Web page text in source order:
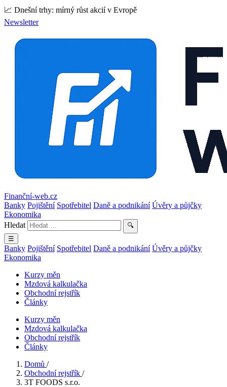
📈 Dnešní trhy: mírný růst akcií v Evropě
Newsletter
Finanční-web.cz
Banky Pojištění Spotřebitel Daně a podnikání Úvěry a půjčky
Ekonomika
Hledat
🔍
☰
Banky Pojištění Spotřebitel Daně a podnikání Úvěry a půjčky
Ekonomika
Kurzy měn
Mzdová kalkulačka
Obchodní rejstřík
Články
Kurzy měn
Mzdová kalkulačka
Obchodní rejstřík
Články
Domů /
Obchodní rejstřík /
3T FOODS s.r.o.